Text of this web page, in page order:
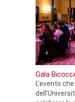
Gala
L'evento